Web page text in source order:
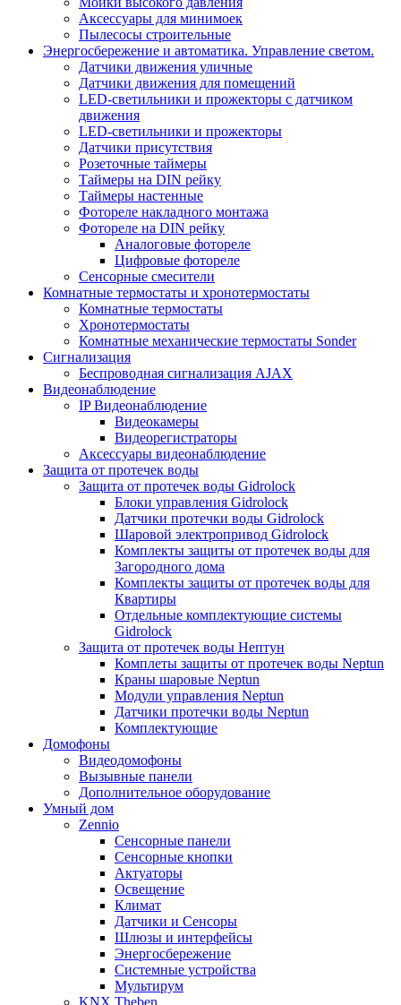
Аксессуары для минимоек
Пылесосы строительные
Энергосбережение и автоматика. Управление светом.
Датчики движения уличные
Датчики движения для помещений
LED-светильники и прожекторы с датчиком
движения
LED-светильники и прожекторы
Датчики присутствия
Розеточные таймеры
Таймеры на DIN рейку
Таймеры настенные
Фотореле накладного монтажа
Фотореле на DIN рейку
Аналоговые фотореле
Цифровые фотореле
Сенсорные смесители
Комнатные термостаты и хронотермостаты
Комнатные термостаты
Хронотермостаты
Комнатные механические термостаты Sonder
Сигнализация
Беспроводная сигнализация AJAX
Видеонаблюдение
IP Видеонаблюдение
Видеокамеры
Видеорегистраторы
Аксессуары видеонаблюдение
Защита от протечек воды
Защита от протечек воды Gidrolock
Блоки управления Gidrolock
Датчики протечки воды Gidrolock
Шаровой электропривод Gidrolock
Комплекты защиты от протечек воды для
Загородного дома
Комплекты защиты от протечек воды для
Квартиры
Отдельные комплектующие системы
Gidrolock
Защита от протечек воды Нептун
Комплеты защиты от протечек воды Neptun
Краны шаровые Neptun
Модули управления Neptun
Датчики протечки воды Neptun
Комплектующие
Домофоны
Видеодомофоны
Вызывные панели
Дополнительное оборудование
Умный дом
Zennio
Сенсорные панели
Сенсорные кнопки
Актуаторы
Освещение
Климат
Датчики и Сенсоры
Шлюзы и интерфейсы
Энергосбережение
Системные устройства
Мультирум
KNX Theben